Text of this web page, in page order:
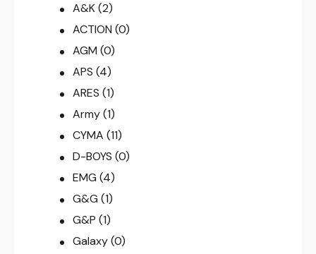
A&K (2)
ACTION (0)
AGM (0)
APS (4)
ARES (1)
Army (1)
CYMA (11)
D-BOYS (0)
EMG (4)
G&G (1)
G&P (1)
Galaxy (0)